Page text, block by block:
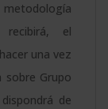
el
una vez
sobre Grupo
de